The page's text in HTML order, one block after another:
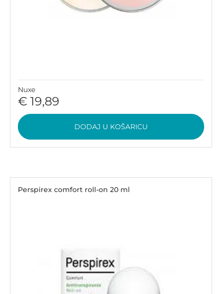
Nuxe
€ 19,89
DODAJ U KOŠARICU
Perspirex comfort roll-on 20 ml